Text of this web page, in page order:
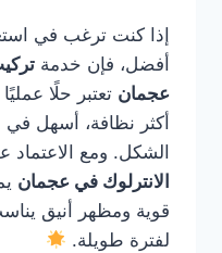
إذا كنت ترغب في
أفضل، فإن خدمة
عجمان تعتبر حلًا
أكثر نظافة، أسهل
الشكل. ومع الاعتماد
الانترلوك في عجمان
قوية ومظهر أنيق
لفترة طويلة.